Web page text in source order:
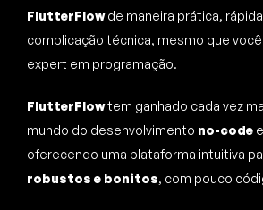
FlutterFlowde maneira prática,
complicação técnica, mesmo que você
expert em programação.
FlutterFlowtem ganhado cada vez
mundo do desenvolvimento no-code e
oferecendo uma plataforma intuitiva
robustos e bonitos, com pouco